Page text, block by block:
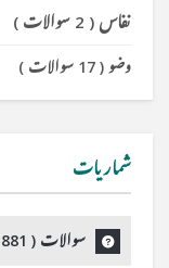
نفاس ( 2 سوالات )
وضو ( 17 سوالات )
شماریات
سوالات ( 881